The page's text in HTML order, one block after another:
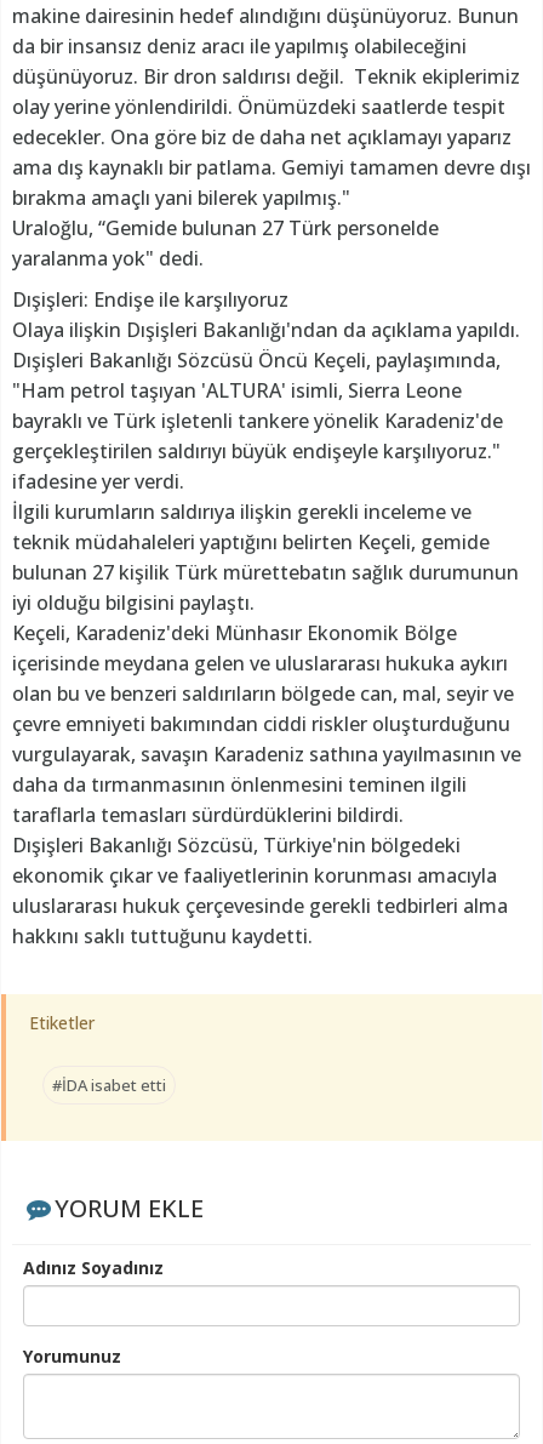
makine dairesinin hedef alındığını düşünüyoruz. Bunun
da bir insansız deniz aracı ile yapılmış olabileceğini
düşünüyoruz. Bir dron saldırısı değil. Teknik ekiplerimiz
olay yerine yönlendirildi. Önümüzdeki saatlerde tespit
edecekler. Ona göre biz de daha net açıklamayı yaparız
ama dış kaynaklı bir patlama. Gemiyi tamamen devre dışı
bırakma amaçlı yani bilerek yapılmış."
Uraloğlu, “Gemide bulunan 27 Türk personelde
yaralanma yok" dedi.
Dışişleri: Endişe ile karşılıyoruz
Olaya ilişkin Dışişleri Bakanlığı'ndan da açıklama yapıldı.
Dışişleri Bakanlığı Sözcüsü Öncü Keçeli, paylaşımında,
"Ham petrol taşıyan 'ALTURA' isimli, Sierra Leone
bayraklı ve Türk işletenli tankere yönelik Karadeniz'de
gerçekleştirilen saldırıyı büyük endişeyle karşılıyoruz."
ifadesine yer verdi.
İlgili kurumların saldırıya ilişkin gerekli inceleme ve
teknik müdahaleleri yaptığını belirten Keçeli, gemide
bulunan 27 kişilik Türk mürettebatın sağlık durumunun
iyi olduğu bilgisini paylaştı.
Keçeli, Karadeniz'deki Münhasır Ekonomik Bölge
içerisinde meydana gelen ve uluslararası hukuka aykırı
olan bu ve benzeri saldırıların bölgede can, mal, seyir ve
çevre emniyeti bakımından ciddi riskler oluşturduğunu
vurgulayarak, savaşın Karadeniz sathına yayılmasının ve
daha da tırmanmasının önlenmesini teminen ilgili
taraflarla temasları sürdürdüklerini bildirdi.
Dışişleri Bakanlığı Sözcüsü, Türkiye'nin bölgedeki
ekonomik çıkar ve faaliyetlerinin korunması amacıyla
uluslararası hukuk çerçevesinde gerekli tedbirleri alma
hakkını saklı tuttuğunu kaydetti.
Etiketler
#İDA isabet etti
YORUM EKLE
Adınız Soyadınız
Yorumunuz